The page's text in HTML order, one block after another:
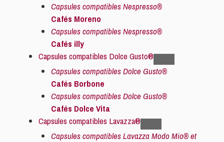
Capsules compatibles Nespresso®
Cafés Moreno
Capsules compatibles Nespresso®
Cafés illy
Capsules compatibles Dolce Gusto®
Capsules compatibles Dolce Gusto®
Cafés Borbone
Capsules compatibles Dolce Gusto®
Cafés Dolce Vita
Capsules compatibles Lavazza®
Capsules compatibles Lavazza Modo Mio® et